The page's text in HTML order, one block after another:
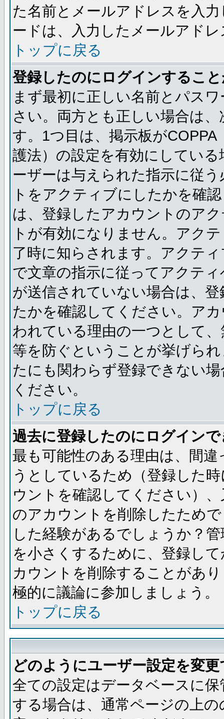
た名前とメールアドレスを入
ードは、入力したメールアド
トップに戻る
登録したのにログインするこ
まず最初に正しい名前とパス
さい。両方とも正しい場合は
す。1つ目は、掲示板が
護法）の設定を有効にしてい
ーザーは与えられた指示に従
トをアクティブにしたかを確
は、登録したアカウントのア
トが有効になりません。アク
了時に知らされます。アクテ
で文章の指示に従ってアクテ
が送信されていない場合は、
たかを確認してください。ア
われている理由の一つとして
等を防ぐということが挙げら
たにも関わらず登録できない
ください。
トップに戻る
過去に登録したのにログイン
最も可能性のある理由は、間
うとしているため（登録した
ウントを確認してください）
のアカウントを削除したため
した経験があるでしょうか？
を小さくするために、登録し
カウントを削除することがあ
極的に議論に参加しましょう。
トップに戻る
どのようにユーザー設定を変
全ての設定はデータベースに
する場合は、通常ページの上